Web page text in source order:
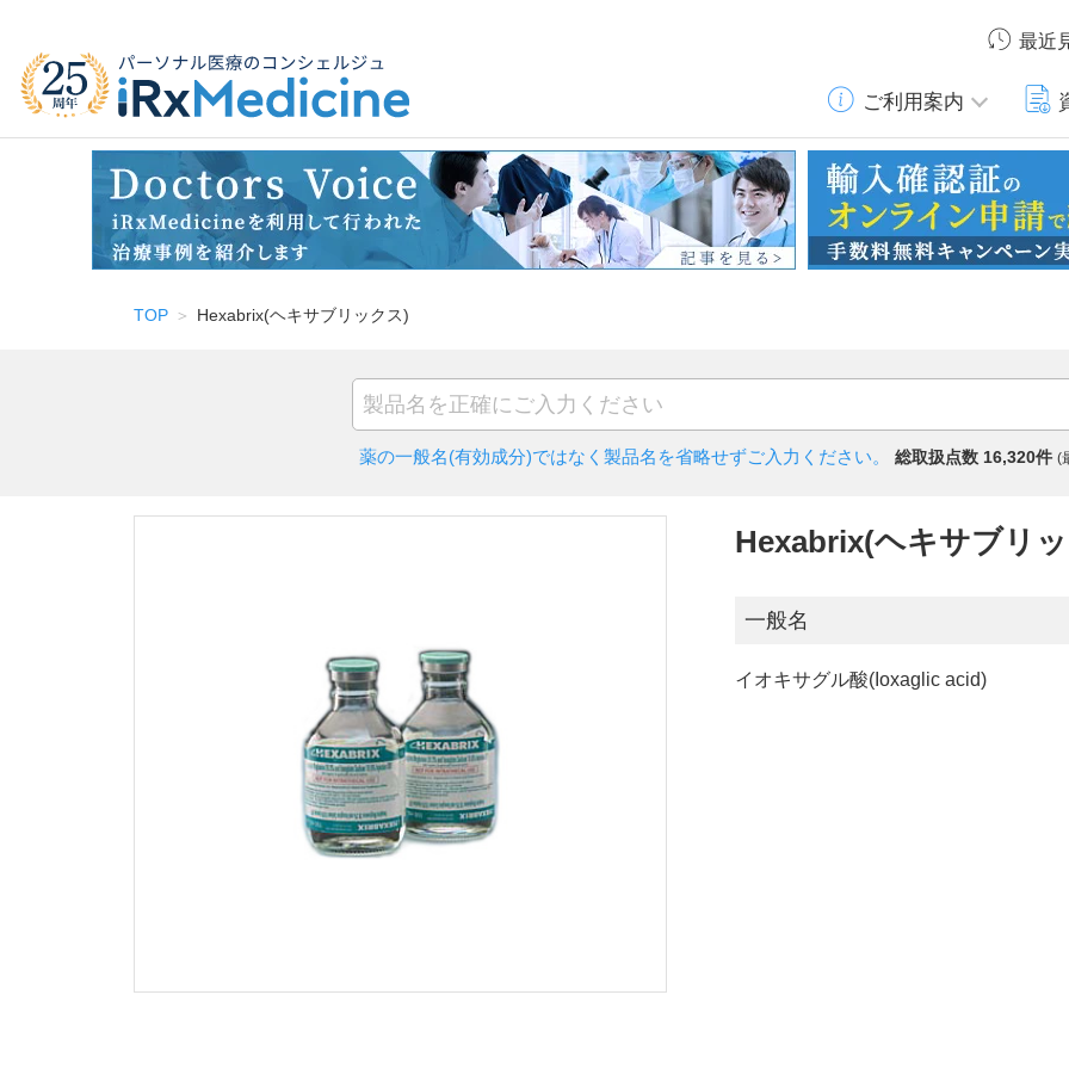
最近
ご利用案内
TOP Hexabrix(ヘキサブリックス)
薬の一般名(有効成分)ではなく 製品名を省略せずご入力ください。 総取扱点数 16,320件 (
Hexabrix(ヘキサブリ
一般名
イオキサグル酸(Ioxaglic acid)